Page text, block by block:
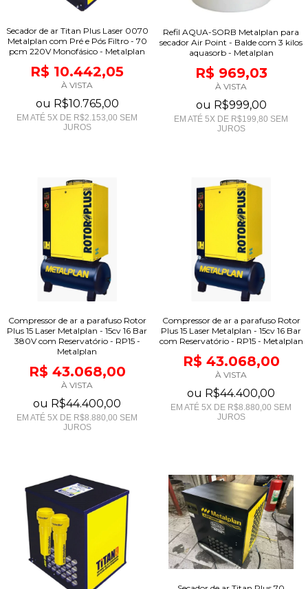
Secador de ar Titan Plus Laser 0070
Metalplan com Pré e Pós Filtro - 70
pcm 220V Monofásico - Metalplan
R$ 10.442,05
À VISTA
ou R$10.765,00
EM ATÉ 5X DE R$2.153,00 SEM
JUROS
Refil AQUA-SORB Metalplan para
secador Air Point - Balde com 3 kilos
aquasorb - Metalplan
R$ 969,03
À VISTA
ou R$999,00
EM ATÉ 5X DE R$199,80 SEM
JUROS
Compressor de ar a parafuso Rotor
Plus 15 Laser Metalplan - 15cv 16 Bar
380V com Reservatório - RP15 -
Metalplan
R$ 43.068,00
À VISTA
ou R$44.400,00
EM ATÉ 5X DE R$8.880,00 SEM
JUROS
Compressor de ar a parafuso Rotor
Plus 15 Laser Metalplan - 15cv 16 Bar
com Reservatório - RP15 - Metalplan
R$ 43.068,00
À VISTA
ou R$44.400,00
EM ATÉ 5X DE R$8.880,00 SEM
JUROS